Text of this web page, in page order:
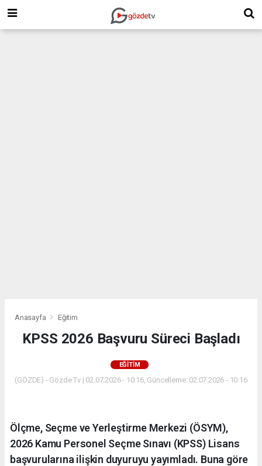
Anasayfa Eğitim
KPSS 2026 Başvuru Süreci Başladı
EĞITIM
(GÖZDE) - Gözde Tv | 02.07.2026 - 10:16, Güncelleme: 02.07.2026 - 10:16
Ölçme, Seçme ve Yerleştirme Merkezi (ÖSYM),
2026 Kamu Personel Seçme Sınavı (KPSS) Lisans
başvurularına ilişkin duyuruyu yayımladı. Buna göre